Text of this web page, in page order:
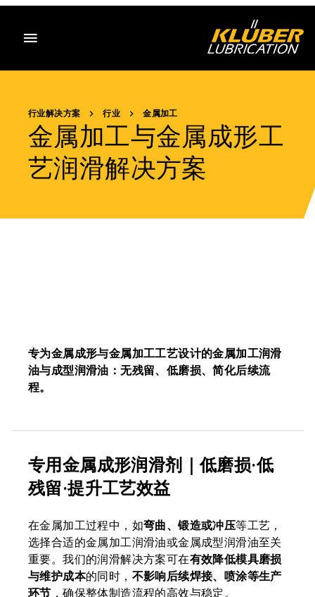
行业解决方案 行业 金属加工
金属加工与金属成形工
艺润滑解决方案
专为金属成形与金属加工工艺设计的金属加工润滑
油与成型润滑油：无残留、低磨损、简化后续流
程。
专用金属成形润滑剂｜低磨损·低
残留·提升工艺效益
在金属加工过程中，如弯曲、锻造或冲压等工艺，
选择合适的金属加工润滑油或金属成型润滑油至关
重要。我们的润滑解决方案可在有效降低模具磨损
与维护成本的同时， 不影响后续焊接、喷涂等生产
环节 ，确保整体制造流程的高效与稳定。